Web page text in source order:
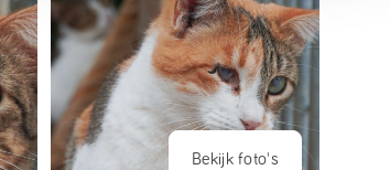
Bekijk foto's